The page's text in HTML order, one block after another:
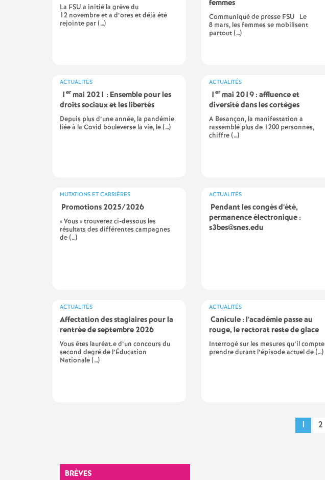
e
n
e
g
n
e
n
La FSU a initié la grève du
12 novembre et a d’ores et déjà été
rejointe par (…)
femmes
Communiqué de presse FSU Le
8 mars, les femmes se mobilisent
partout (…)
ACTUALITÉS
1ermai 2021 : Ensemble pour les
droits sociaux et les libertés
Depuis plus d’une année, la pandémie
liée à la Covid bouleverse la vie, le (…)
ACTUALITÉS
1ermai 2019 : affluence et
diversité dans les cortèges
A Besançon, la manifestation a
rassemblé plus de 1200 personnes,
chiffre (…)
MUTATIONS ET CARRIÈRES
Promotions 2025/2026
« Vous » trouverez ci-dessous les
résultats des différentes campagnes
de (…)
ACTUALITÉS
Pendant les congés d’été,
permanence électronique :
s3bes@snes.edu
ACTUALITÉS
Affectation des stagiaires pour la
rentrée de septembre 2026
Vous êtes lauréat.e d’un concours du
second degré de l’Éducation
Nationale (…)
ACTUALITÉS
Canicule : l’académie passe au
rouge, le rectorat reste de glace
Interrogé sur les mesures qu’il compte
prendre durant l’épisode actuel de (…)
1 2
BRÈVES